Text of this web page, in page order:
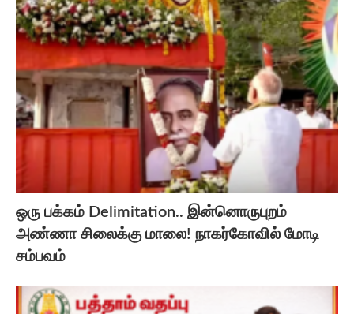
ஒரு பக்கம் Delimitation.. இன்னொருபுறம்
அண்ணா சிலைக்கு மாலை! நாகர்கோவில் மோடி
சம்பவம்